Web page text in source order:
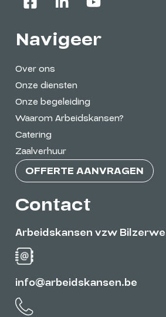
Navigeer
Over ons
Onze diensten
Onze begeleiding
Waarom Arbeidskansen?
Catering
Zaalverhuur
OFFERTE AANVRAGEN
Contact
Arbeidskansen vzw
info@arbeidskansen.be